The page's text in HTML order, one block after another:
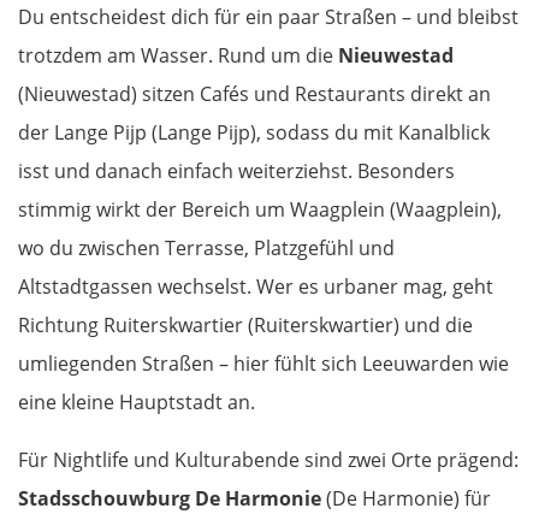
Du entscheidest dich für ein paar Straßen – und bleibst
trotzdem am Wasser. Rund um die Nieuwestad
(Nieuwestad) sitzen Cafés und Restaurants direkt an
der Lange Pijp (Lange Pijp), sodass du mit Kanalblick
isst und danach einfach weiterziehst. Besonders
stimmig wirkt der Bereich um Waagplein (Waagplein),
wo du zwischen Terrasse, Platzgefühl und
Altstadtgassen wechselst. Wer es urbaner mag, geht
Richtung Ruiterskwartier (Ruiterskwartier) und die
umliegenden Straßen – hier fühlt sich Leeuwarden wie
eine kleine Hauptstadt an.
Für Nightlife und Kulturabende sind zwei Orte prägend:
Stadsschouwburg De Harmonie(De Harmonie) für
Zagreb
Slowenien
Novo mesto
Ljubljana
Italien
Venedig
Padua